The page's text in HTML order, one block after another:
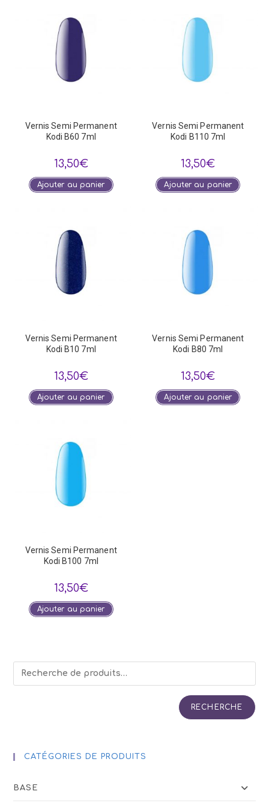
Vernis Semi Permanent
Kodi B60 7ml
13,50€
Ajouter au panier
Vernis Semi Permanent
Kodi B110 7ml
13,50€
Ajouter au panier
Vernis Semi Permanent
Kodi B10 7ml
13,50€
Ajouter au panier
Vernis Semi Permanent
Kodi B80 7ml
13,50€
Ajouter au panier
Vernis Semi Permanent
Kodi B100 7ml
13,50€
Ajouter au panier
RECHERCHE
CATÉGORIES DE PRODUITS
BASE